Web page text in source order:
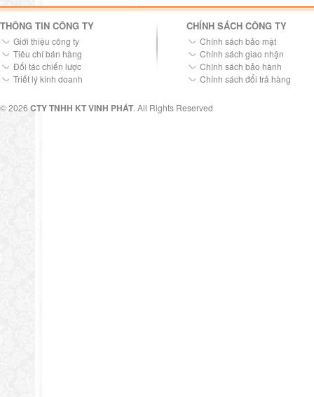
THÔNG TIN CÔNG TY
Giới thiệu công ty
Tiêu chí bán hàng
Đối tác chiến lược
Triết lý kinh doanh
CHÍNH SÁCH CÔNG TY
Chính sách bảo mật
Chính sách giao nhận
Chính sách bảo hành
Chính sách đổi trả hàng
© 2026 CTY TNHH KT VINH PHÁT. All Rights Reserved